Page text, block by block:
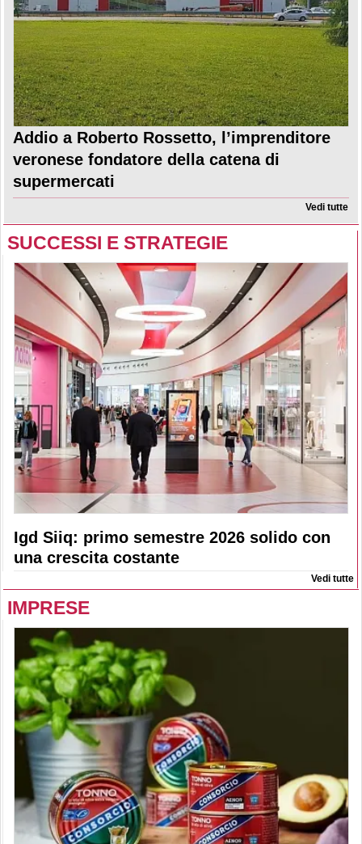
Addio a Roberto Rossetto, l’imprenditore
veronese fondatore della catena di
supermercati
Vedi tutte
SUCCESSI E STRATEGIE
Igd Siiq: primo semestre 2026 solido con
una crescita costante
Vedi tutte
IMPRESE